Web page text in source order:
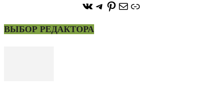
https://vk.com/
https://t.me/stoneforest
https://
ПочтаСсылка
ВЫБОР РЕДАКТОРА